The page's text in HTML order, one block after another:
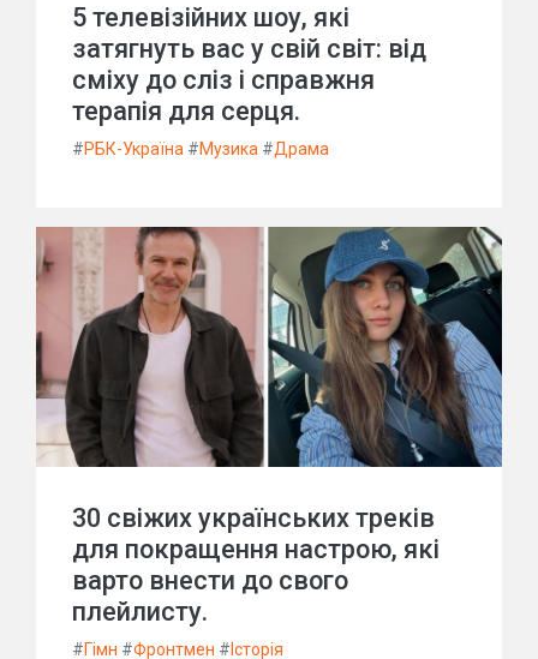
5 телевізійних шоу, які
затягнуть вас у свій світ: від
сміху до сліз і справжня
терапія для серця.
#РБК-Україна #Музика #Драма
30 свіжих українських треків
для покращення настрою, які
варто внести до свого
плейлисту.
#Гімн #Фронтмен # Історія